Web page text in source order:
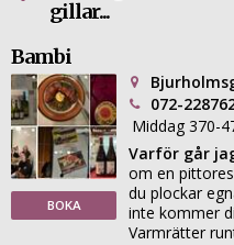
gillar...
Bambi
BOKA
072-
Middag 370-
Varför går
om en
du plockar
inte kommer
Varmrätter